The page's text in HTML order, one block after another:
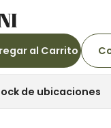
al Carrito
de ubicaciones